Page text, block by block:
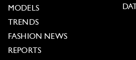
MODELS
TRENDS
FASHION NEWS
REPORTS